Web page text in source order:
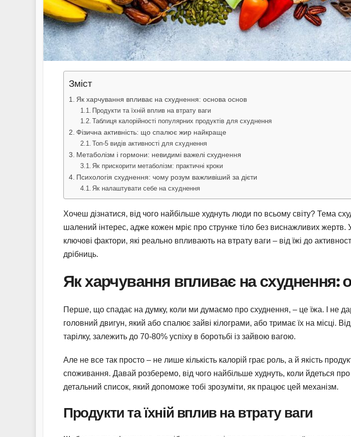
Зміст
Як харчування впливає на схуднення: основа основ
Продукти та їхній вплив на втрату ваги
Таблиця калорійності популярних продуктів для схуднення
Фізична активність: що спалює жир найкраще
Топ-5 видів активності для схуднення
Метаболізм і гормони: невидимі важелі схуднення
Як прискорити метаболізм: практичні кроки
Психологія схуднення: чому розум важливіший за дієти
Як налаштувати себе на схуднення
Хочеш дізнатися, від чого найбільше худнуть люди по всьому світу? Тема
шалений інтерес, адже кожен мріє про струнке тіло без виснажливих жертв.
ключові фактори, які реально впливають на втрату ваги – від їжі до
дрібниць.
Як харчування впливає на схуднення:
Перше, що спадає на думку, коли ми думаємо про схуднення, – це їжа. І не
головний двигун, який або спалює зайві кілограми, або тримає їх на місці.
тарілку, залежить до 70-80% успіху в боротьбі із зайвою вагою.
Але не все так просто – не лише кількість калорій грає роль, а й якість
споживання. Давай розберемо, від чого найбільше худнуть, коли йдеться про
детальний список, який допоможе тобі зрозуміти, як працює цей механізм.
Продукти та їхній вплив на втрату ваги